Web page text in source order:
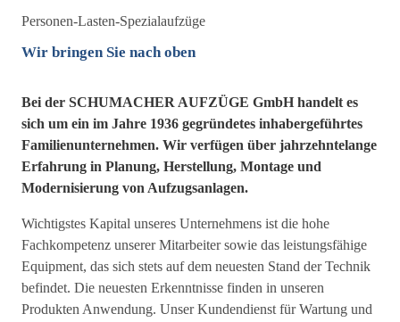
Personen-Lasten-Spezialaufzüge
Wir bringen Sie nach oben
Bei der SCHUMACHER AUFZÜGE GmbH handelt es
sich um ein im Jahre 1936 gegründetes inhabergeführtes
Familienunternehmen. Wir verfügen über jahrzehntelange
Erfahrung in Planung, Herstellung, Montage und
Modernisierung von Aufzugsanlagen.
Wichtigstes Kapital unseres Unternehmens ist die hohe
Fachkompetenz unserer Mitarbeiter sowie das leistungsfähige
Equipment, das sich stets auf dem neuesten Stand der Technik
befindet. Die neuesten Erkenntnisse finden in unseren
Produkten Anwendung. Unser Kundendienst für Wartung und